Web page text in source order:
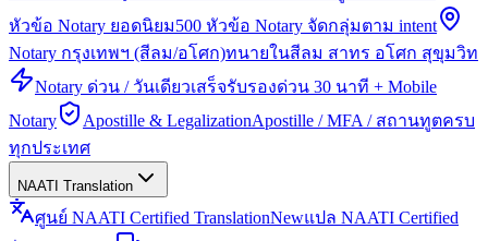
หัวข้อ Notary ยอดนิยม500 หัวข้อ Notary จัดกลุ่มตาม intent
Notary กรุงเทพฯ (สีลม/อโศก)ทนายในสีลม สาทร อโศก สุขุมวิท
Notary ด่วน / วันเดียวเสร็จรับรองด่วน 30 นาที + Mobile
Notary
Apostille & LegalizationApostille / MFA / สถานทูตครบ
ทุกประเทศ
NAATI Translation
ศูนย์ NAATI Certified TranslationNewแปล NAATI Certified